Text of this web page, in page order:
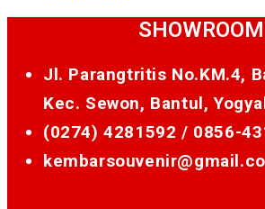
SHOWROOM
Jl. Parangtritis No.KM.4,
Kec. Sewon, Bantul,
(0274) 4281592 / 0856-